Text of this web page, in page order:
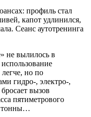
профиль стал
капот удлинился,
Сеанс аутотренинга
не вылилось в
но по
гидро-, электро-,
бросает вызов
пятиметрового
тонны…